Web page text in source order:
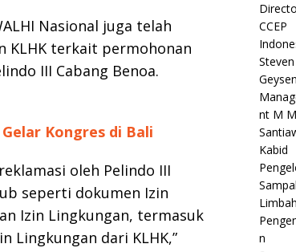
Nasional juga telah
KLHK terkait permohonan
III Cabang Benoa.
Kongres di Bali
oleh Pelindo III
seperti dokumen Izin
Izin Lingkungan, termasuk
Lingkungan dari KLHK,”